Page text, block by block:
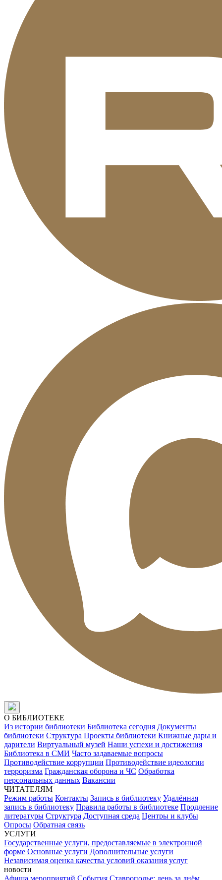
О БИБЛИОТЕКЕ
Из истории библиотеки Библиотека сегодня Документы
библиотеки Структура Проекты библиотеки Книжные дары и
дарители Виртуальный музей Наши успехи и достижения
Библиотека в СМИ Часто задаваемые вопросы
Противодействие коррупции Противодействие идеологии
терроризма Гражданская оборона и ЧС Обработка
персональных данных Вакансии
ЧИТАТЕЛЯМ
Режим работы Контакты Запись в библиотеку Удалённая
запись в библиотеку Правила работы в библиотеке Продление
литературы Структура Доступная среда Центры и клубы
Опросы Обратная связь
УСЛУГИ
Государственные услуги, предоставляемые в электронной
форме Основные услуги Дополнительные услуги
Независимая оценка качества условий оказания услуг
новости
Афиша мероприятий События Ставрополье: день за днём